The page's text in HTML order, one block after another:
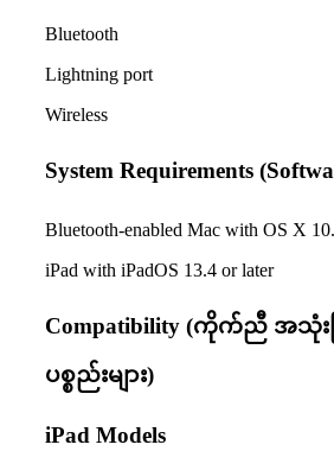
Bluetooth
Lightning port
Wireless
System Requirements
Bluetooth-enabled Mac with OS X
iPad with iPadOS 13.4 or later
Compatibility (ကိုက်ညီ အသုံး
ပစ္စည်းများ)
iPad Models